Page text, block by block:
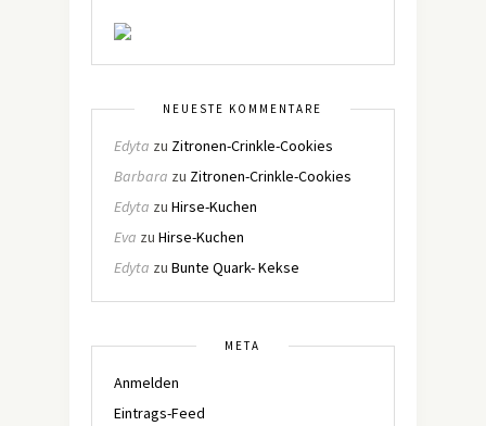
NEUESTE KOMMENTARE
Edyta zu Zitronen-Crinkle-Cookies
Barbara zu Zitronen-Crinkle-Cookies
Edyta zu Hirse-Kuchen
Eva zu Hirse-Kuchen
Edyta zu Bunte Quark- Kekse
META
Anmelden
Eintrags-Feed